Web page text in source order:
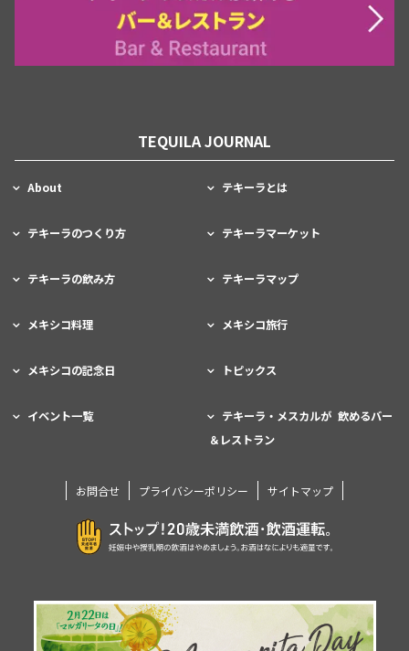
TEQUILA JOURNAL
About テキーラとは
テキーラのつくり方 テキーラマーケット
テキーラの飲み方 テキーラマップ
メキシコ料理 メキシコ旅行
メキシコの記念日 トピックス
イベント一覧
テキーラ・メスカルが 飲めるバー
＆レストラン
お問合せ プライバシーポリシー サイトマップ